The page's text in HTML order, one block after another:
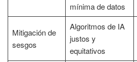
mínima de datos
Mitigación de
sesgos
Algoritmos de IA
justos y
equitativos